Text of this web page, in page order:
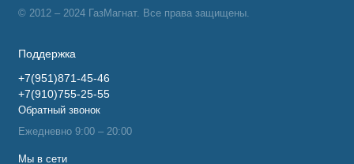
© 2012 – 2024 ГазМагнат. Все права защищены.
Поддержка
+7(951)871-45-46
+7(910)755-25-55
Обратный звонок
Ежедневно 9:00 – 20:00
Мы в сети